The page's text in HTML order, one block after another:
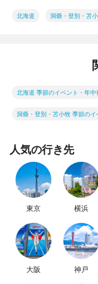
北海道 洞爺・登別・苫
北海道 季節のイベント・年中
洞爺・登別・苫小牧 季節の
人気の行き先
東京 横浜
大阪 神戸